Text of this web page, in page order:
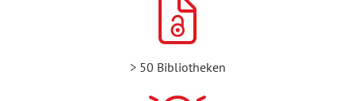
> 50 Bibliotheken